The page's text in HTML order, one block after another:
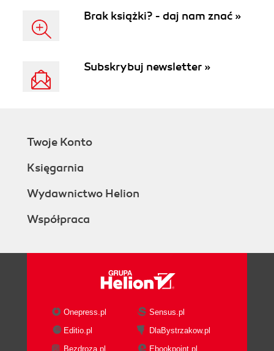
Brak książki? - daj nam znać »
Subskrybuj newsletter »
Twoje Konto
Księgarnia
Wydawnictwo Helion
Współpraca
Onepress.pl
Sensus.pl
Editio.pl
DlaBystrzakow.pl
Bezdroza.pl
Ebookpoint.pl